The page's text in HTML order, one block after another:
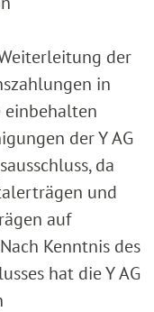
der
in
einbehalten
der Y AG
da
und
auf
Kenntnis des
hat die Y AG